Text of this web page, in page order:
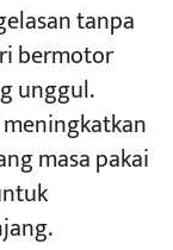
tanpa
bermotor
unggul.
masa pakai